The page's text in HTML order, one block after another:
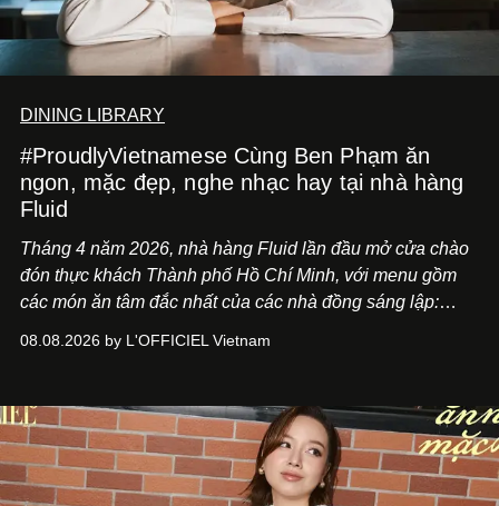
DINING LIBRARY
#ProudlyVietnamese Cùng Ben Phạm ăn
ngon, mặc đẹp, nghe nhạc hay tại nhà hàng
Fluid
Tháng 4 năm 2026, nhà hàng Fluid lần đầu mở cửa chào
đón thực khách Thành phố Hồ Chí Minh, với menu gồm
các món ăn tâm đắc nhất của các nhà đồng sáng lập:
món ăn đa dạng từ Á đến Âu nhanh chóng được yêu thích
mang đến niềm vui cho thực khách.
08.08.2026 by L'OFFICIEL Vietnam